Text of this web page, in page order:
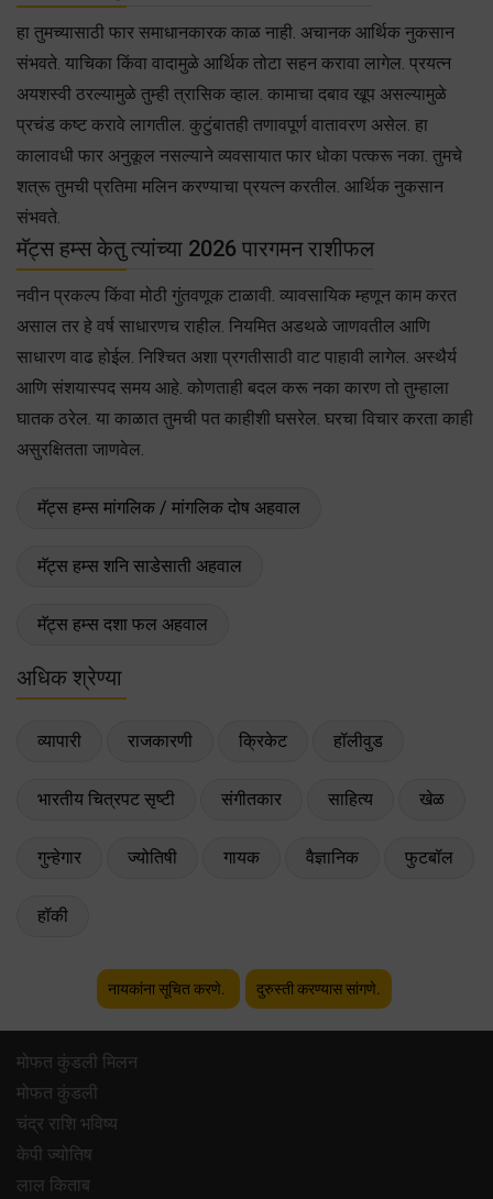
हा तुमच्यासाठी फार समाधानकारक काळ नाही. अचानक आर्थिक नुकसान
संभवते. याचिका किंवा वादामुळे आर्थिक तोटा सहन करावा लागेल. प्रयत्न
अयशस्वी ठरल्यामुळे तुम्ही त्रासिक व्हाल. कामाचा दबाव खूप असल्यामुळे
प्रचंड कष्ट करावे लागतील. कुटुंबातही तणावपूर्ण वातावरण असेल. हा
कालावधी फार अनुकूल नसल्याने व्यवसायात फार धोका पत्करू नका. तुमचे
शत्रू तुमची प्रतिमा मलिन करण्याचा प्रयत्न करतील. आर्थिक नुकसान
संभवते.
मॅट्स हम्स केतु त्यांच्या 2026 पारगमन राशीफल
नवीन प्रकल्प किंवा मोठी गुंतवणूक टाळावी. व्यावसायिक म्हणून काम करत
असाल तर हे वर्ष साधारणच राहील. नियमित अडथळे जाणवतील आणि
साधारण वाढ होईल. निश्चित अशा प्रगतीसाठी वाट पाहावी लागेल. अस्थैर्य
आणि संशयास्पद समय आहे. कोणताही बदल करू नका कारण तो तुम्हाला
घातक ठरेल. या काळात तुमची पत काहीशी घसरेल. घरचा विचार करता काही
असुरक्षितता जाणवेल.
मॅट्स हम्स मांगलिक / मांगलिक दोष अहवाल
मॅट्स हम्स शनि साडेसाती अहवाल
मॅट्स हम्स दशा फल अहवाल
अधिक श्रेण्या
व्यापारी राजकारणी क्रिकेट हॉलीवुड
भारतीय चित्रपट सृष्टी संगीतकार साहित्य खेळ
गुन्हेगार ज्योतिषी गायक वैज्ञानिक फुटबॉल
हॉकी
नायकांना सूचित करणे. दुरुस्ती करण्यास सांगणे.
मोफत कुंडली मिलन
मोफत कुंडली
चंद्र राशि भविष्य
केपी ज्योतिष
लाल किताब